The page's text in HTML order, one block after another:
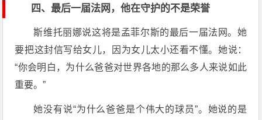
四、最后一届法网，他在守护的不是荣誉
斯维托丽娜说这将是孟菲尔斯的最后一届法网。她
要把这封信写给女儿，因为女儿太小还看不懂。她说：
“你会明白，为什么爸爸对世界各地的那么多人来说如此
重要。”
她没有说“为什么爸爸是个伟大的球员”。她说的是